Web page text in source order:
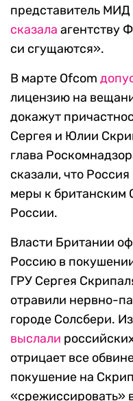
представитель
сказала агентству
си сгущаются».
В марте Ofcom
лицензию на
докажут
Сергея и Юлии
глава
сказали, что
меры к британским
России.
Власти Британии
Россию в
ГРУ Сергея
отравили нервно-
городе Солсбери.
выслали
отрицает все
покушение на
«срежиссировать»